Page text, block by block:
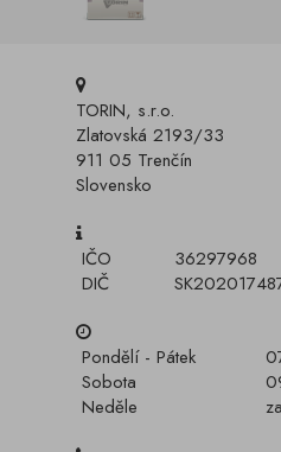
TORIN, s.r.o.
Zlatovská 2193/33
911 05 Trenčín
Slovensko
IČO
36297968
DIČ
Pondělí - Pátek
Sobota
Neděle